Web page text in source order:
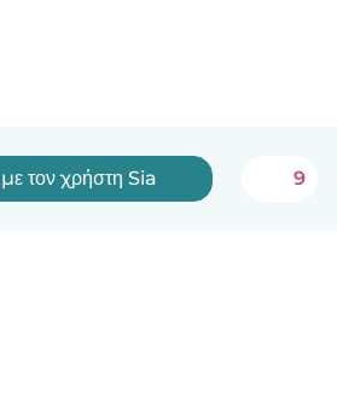
τον χρήστη Sia 9